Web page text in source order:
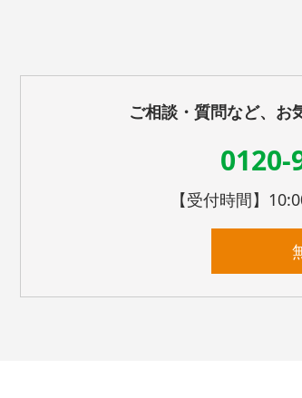
ご相談・質問など、お
0120-
【受付時間】